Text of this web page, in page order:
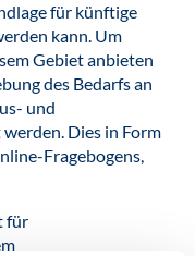
für künftige
kann. Um
Gebiet anbieten
des Bedarfs an
und
Dies in Form
Fragebogens,
für